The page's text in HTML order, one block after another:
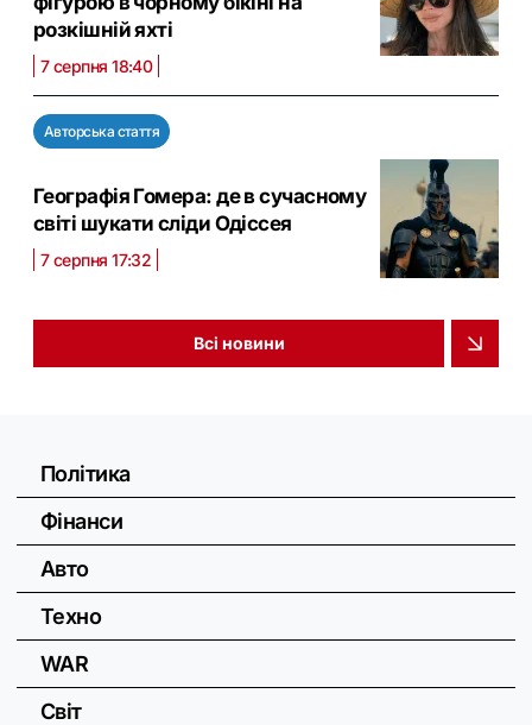
розкішній яхті
7 серпня 18:40
Авторська стаття
Географія Гомера: де в сучасному
світі шукати сліди Одіссея
7 серпня 17:32
Всі новини
Політика
Фінанси
Авто
Техно
WAR
Світ